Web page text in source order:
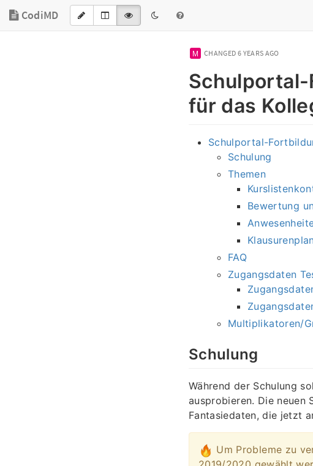
CodiMD
CHANGED 6 YEARS AGO
Schulportal-
für das
Schulportal-
Schulung
Themen
Bewertung
FAQ
Zugangsdaten
Multiplikatoren/
Schulung
Während der Schulung
ausprobieren. Die neuen
Fantasiedaten, die jetzt
Um Probleme zu